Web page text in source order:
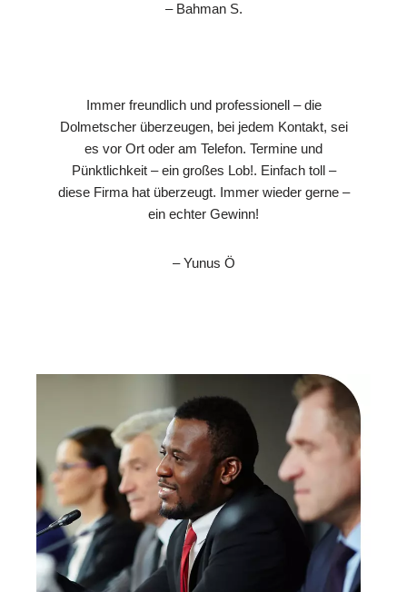
– Bahman S.
Immer freundlich und professionell – die
Dolmetscher überzeugen, bei jedem Kontakt, sei
es vor Ort oder am Telefon. Termine und
Pünktlichkeit – ein großes Lob!. Einfach toll –
diese Firma hat überzeugt. Immer wieder gerne –
ein echter Gewinn!
– Yunus Ö